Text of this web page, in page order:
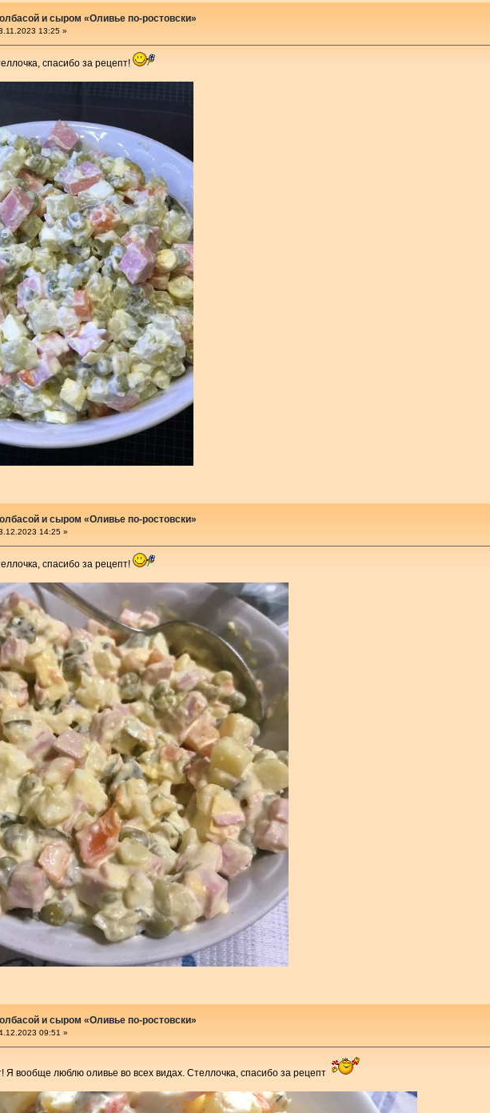
и сыром «Оливье по-ростовски»
13:25 »
спасибо за рецепт!
и сыром «Оливье по-ростовски»
14:25 »
спасибо за рецепт!
и сыром «Оливье по-ростовски»
09:51 »
Я вообще люблю оливье во всех видах. Стеллочка, спасибо за рецепт